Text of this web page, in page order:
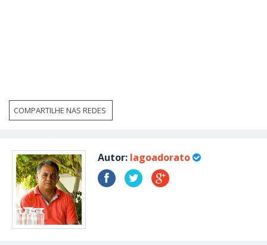
COMPARTILHE NAS REDES
Autor: lagoadorato